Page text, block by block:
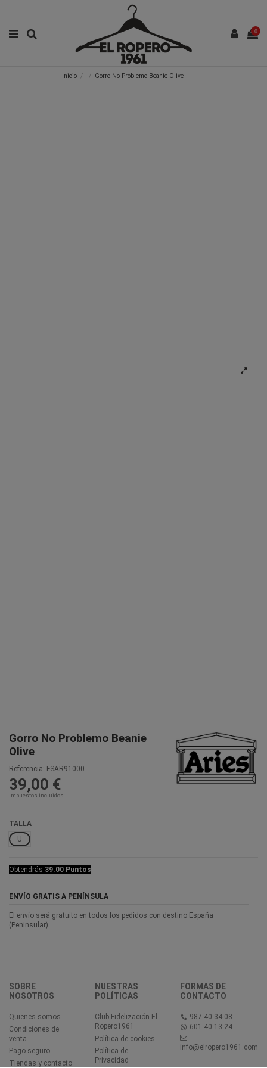
0
Inicio Gorro No Problemo Beanie Olive
Gorro No Problemo Beanie
Olive
Referencia: FSAR91000
39,00 €
Impuestos incluidos
TALLA
U
Obtendrás 39.00 Puntos
ENVÍO GRATIS A PENÍNSULA
El envío será gratuito en todos los pedidos con destino España
(Peninsular).
SOBRE
NOSOTROS
Quienes somos
Condiciones de
venta
Pago seguro
Tiendas y contacto
NUESTRAS
POLÍTICAS
Club Fidelización El
Ropero1961
Política de cookies
Política de
Privacidad
FORMAS DE
CONTACTO
987 40 34 08
601 40 13 24
info@elropero1961.com